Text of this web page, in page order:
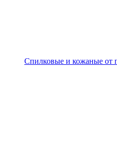
Спилковые и кожаные от